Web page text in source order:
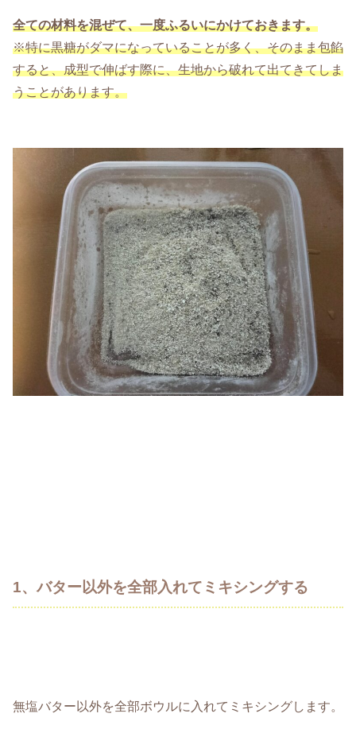
全ての材料を混ぜて、一度ふるいにかけておきます。
※特に黒糖がダマになっていることが多く、そのまま包餡
すると、成型で伸ばす際に、生地から破れて出てきてしま
うことがあります。
1、バター以外を全部入れてミキシングする
無塩バター以外を全部ボウルに入れてミキシングします。